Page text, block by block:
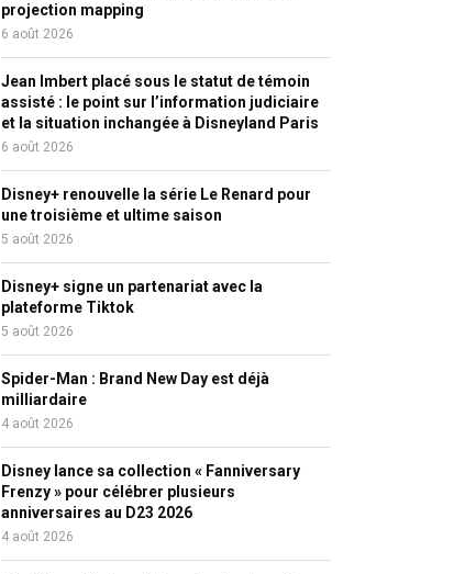
projection mapping
6 août 2026
Jean Imbert placé sous le statut de témoin
assisté : le point sur l’information judiciaire
et la situation inchangée à Disneyland Paris
6 août 2026
Disney+ renouvelle la série Le Renard pour
une troisième et ultime saison
5 août 2026
Disney+ signe un partenariat avec la
plateforme Tiktok
5 août 2026
Spider-Man : Brand New Day est déjà
milliardaire
4 août 2026
Disney lance sa collection « Fanniversary
Frenzy » pour célébrer plusieurs
anniversaires au D23 2026
4 août 2026